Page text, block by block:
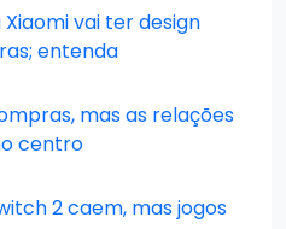
vai ter design
entenda
mas as relações
centro
2 caem, mas jogos